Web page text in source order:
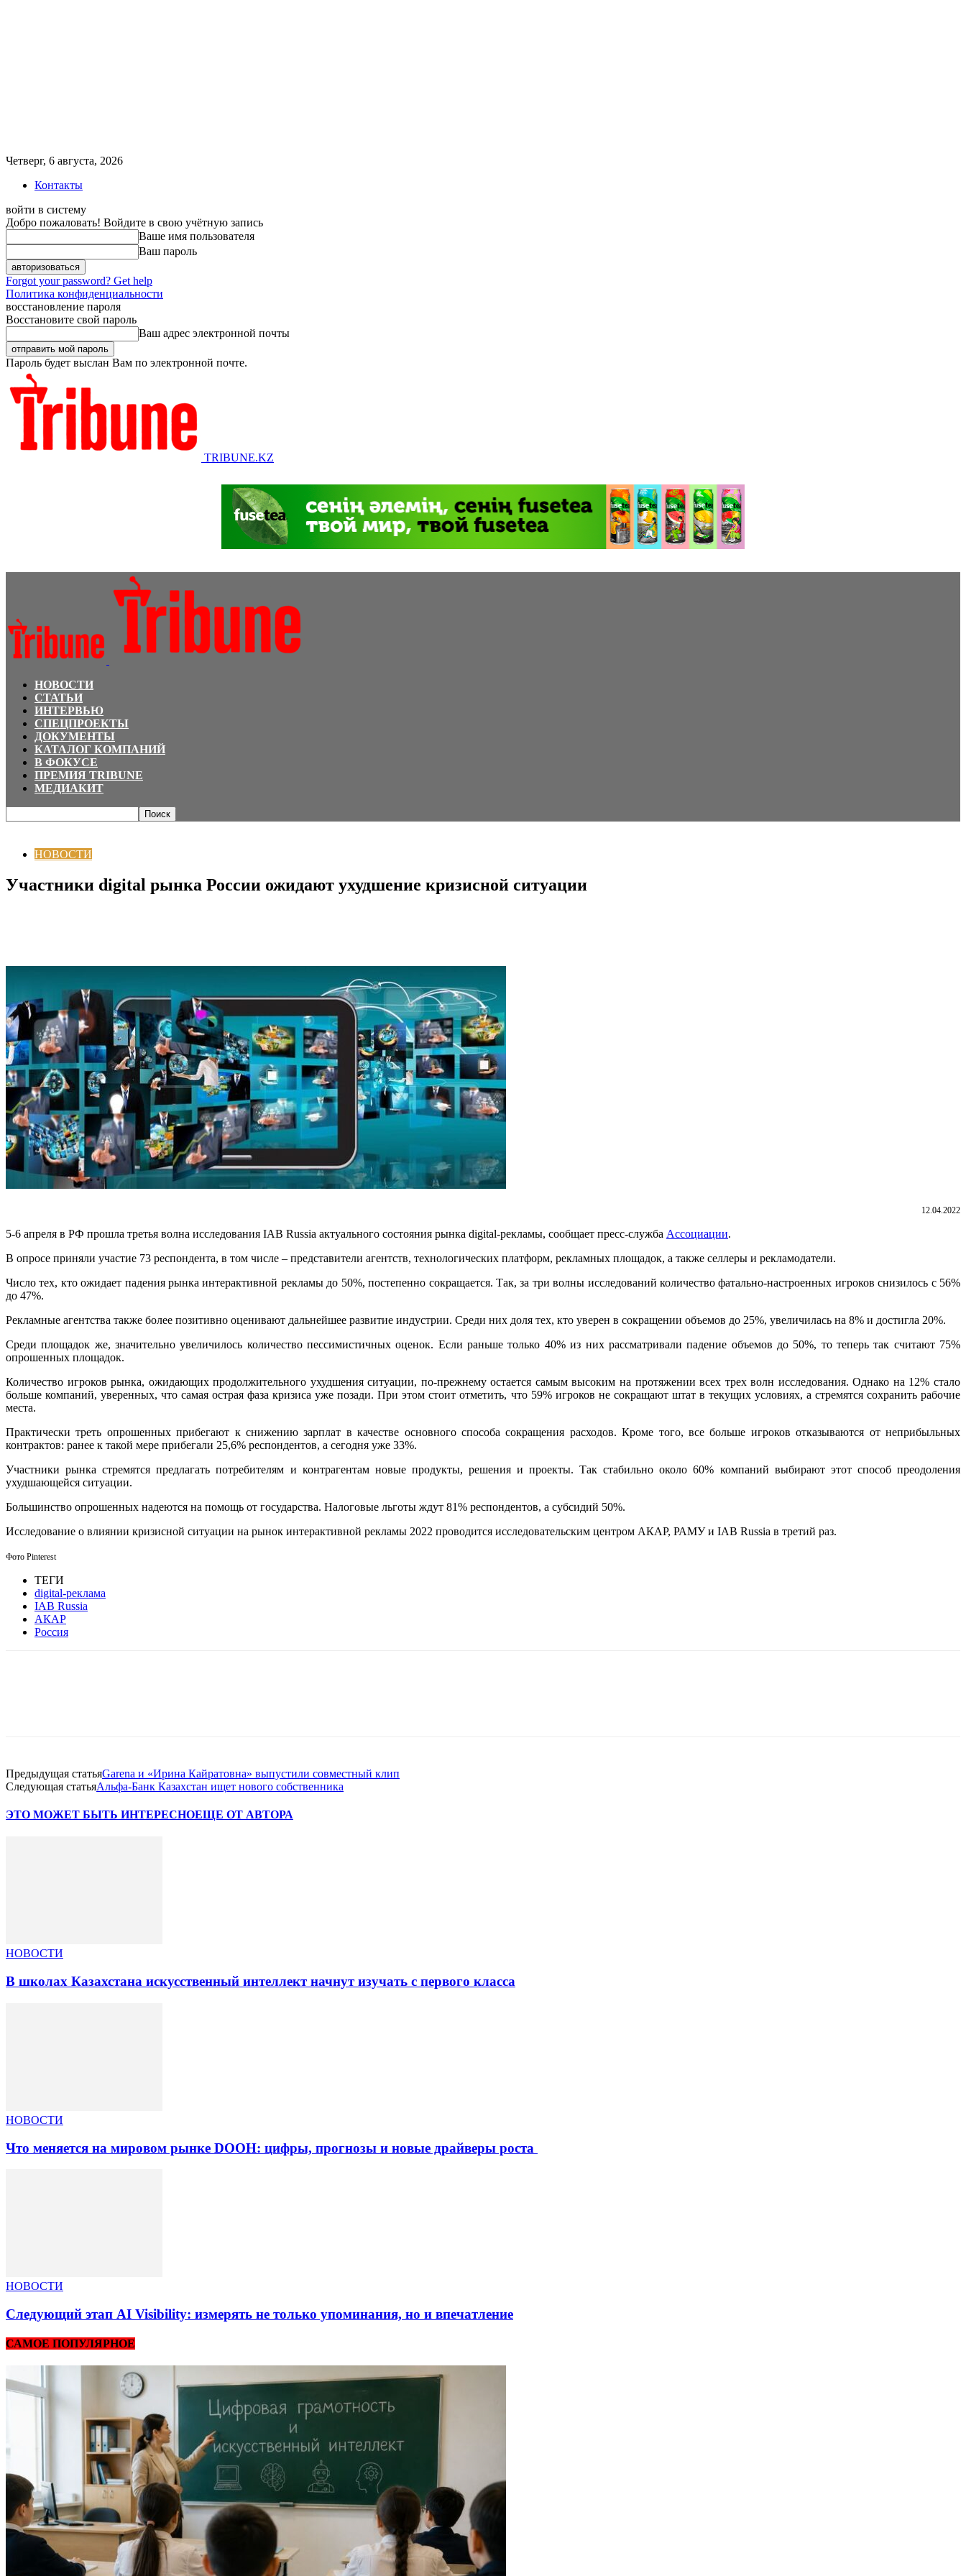
Четверг, 6 августа, 2026
Контакты
войти в систему
Добро пожаловать! Войдите в свою учётную запись
Ваше имя пользователя
Ваш пароль
Forgot your password? Get help
Политика конфиденциальности
восстановление пароля
Восстановите свой пароль
Ваш адрес электронной почты
Пароль будет выслан Вам по электронной почте.
TRIBUNE.KZ
НОВОСТИ
СТАТЬИ
ИНТЕРВЬЮ
СПЕЦПРОЕКТЫ
ДОКУМЕНТЫ
КАТАЛОГ КОМПАНИЙ
В ФОКУСЕ
ПРЕМИЯ TRIBUNE
МЕДИАКИТ
НОВОСТИ
Участники digital рынка России ожидают ухудшение кризисной ситуации
12.04.2022
5-6 апреля в РФ прошла третья волна исследования IAB Russia актуального состояния рынка digital-рекламы, сообщает пресс-служба Ассоциации.
В опросе приняли участие 73 респондента, в том числе – представители агентств, технологических платформ, рекламных площадок, а также селлеры и рекламодатели.
Число тех, кто ожидает падения рынка интерактивной рекламы до 50%, постепенно сокращается. Так, за три волны исследований количество фатально-настроенных игроков снизилось с 56%
до 47%.
Рекламные агентства также более позитивно оценивают дальнейшее развитие индустрии. Среди них доля тех, кто уверен в сокращении объемов до 25%, увеличилась на 8% и достигла 20%.
Среди площадок же, значительно увеличилось количество пессимистичных оценок. Если раньше только 40% из них рассматривали падение объемов до 50%, то теперь так считают 75%
опрошенных площадок.
Количество игроков рынка, ожидающих продолжительного ухудшения ситуации, по-прежнему остается самым высоким на протяжении всех трех волн исследования. Однако на 12% стало
больше компаний, уверенных, что самая острая фаза кризиса уже позади. При этом стоит отметить, что 59% игроков не сокращают штат в текущих условиях, а стремятся сохранить рабочие
места.
Практически треть опрошенных прибегают к снижению зарплат в качестве основного способа сокращения расходов. Кроме того, все больше игроков отказываются от неприбыльных
контрактов: ранее к такой мере прибегали 25,6% респондентов, а сегодня уже 33%.
Участники рынка стремятся предлагать потребителям и контрагентам новые продукты, решения и проекты. Так стабильно около 60% компаний выбирают этот способ преодоления
ухудшающейся ситуации.
Большинство опрошенных надеются на помощь от государства. Налоговые льготы ждут 81% респондентов, а субсидий 50%.
Исследование о влиянии кризисной ситуации на рынок интерактивной рекламы 2022 проводится исследовательским центром АКАР, РАМУ и IAB Russia в третий раз.
Фото Pinterest
ТЕГИ
digital-реклама
IAB Russia
АКАР
Россия
Предыдущая статьяGarena и «Ирина Кайратовна» выпустили совместный клип
Следующая статьяАльфа-Банк Казахстан ищет нового собственника
ЭТО МОЖЕТ БЫТЬ ИНТЕРЕСНОЕЩЕ ОТ АВТОРА
НОВОСТИ
В школах Казахстана искусственный интеллект начнут изучать с первого класса
НОВОСТИ
Что меняется на мировом рынке DOOH: цифры, прогнозы и новые драйверы роста
НОВОСТИ
Следующий этап AI Visibility: измерять не только упоминания, но и впечатление
САМОЕ ПОПУЛЯРНОЕ